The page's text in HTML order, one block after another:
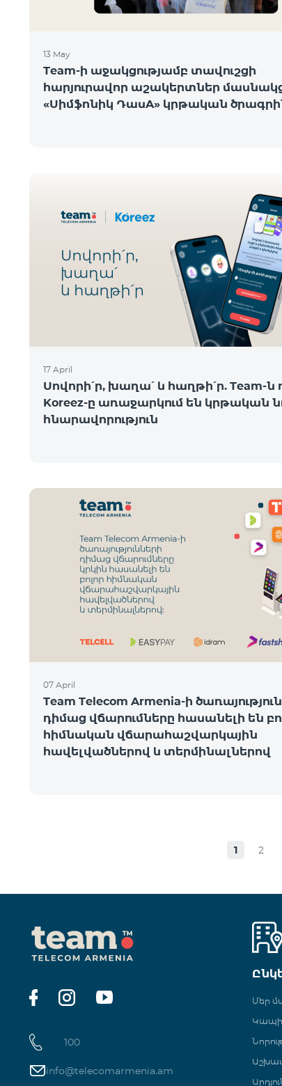
13 May
Team-ի աջակցությամբ տավուշցի
հարյուրավոր աշակերտներ
«Սիմֆոնիկ ԴասA» կրթական
17 April
Սովորի՛ր, խաղա՛ և հաղթի՛ր. Team-ն
Koreez-ը առաջարկում են կրթական
հնարավորություն
07 April
Team Telecom Armenia-ի
դիմաց վճարումները հասանելի են
հիմնական վճարահաշվարկային
հավելվածներով և տերմինալներով
1 2
100
info@telecomarmenia.am
Մեր